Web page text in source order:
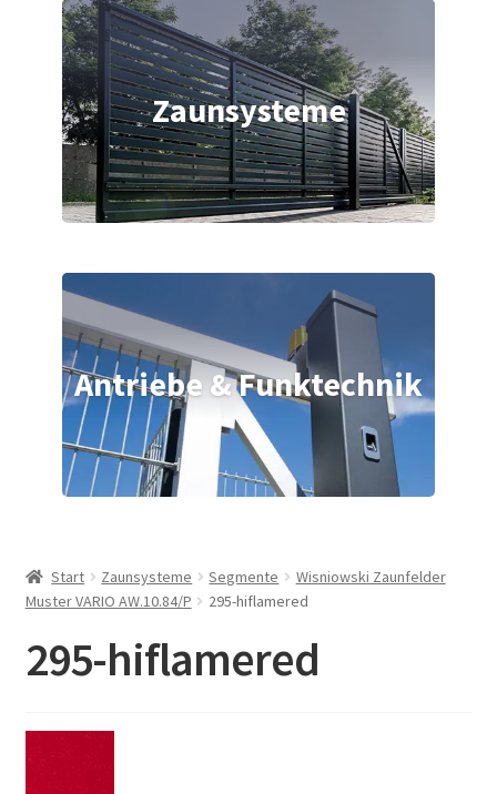
Zaunsysteme
Antriebe & Funktechnik
Start Zaunsysteme Segmente
Wisniowski Zaunfelder
Muster VARIO AW.10.84/P
295-hiflamered
295-hiflamered